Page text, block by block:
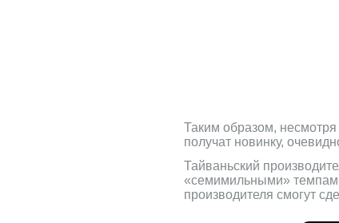
Таким образом,
получат новинку,
Тайваньский
«семимильными»
производителя смогут